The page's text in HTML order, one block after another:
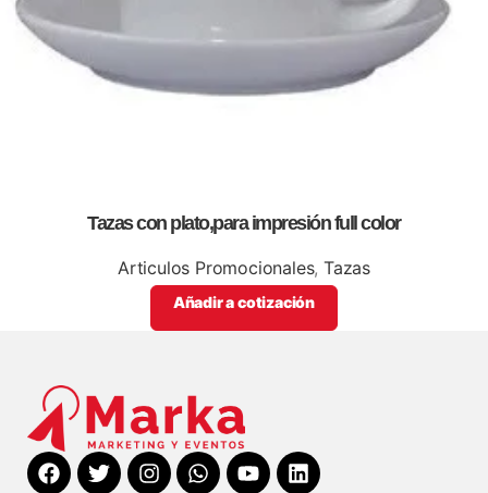
Tazas con plato,para impresión full color
Articulos Promocionales, Tazas
Añadir a cotización